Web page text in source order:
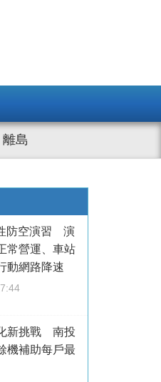
離島
防空演習 演
常營運、車站
動網路降速
新挑戰 南投
機補助每戶最